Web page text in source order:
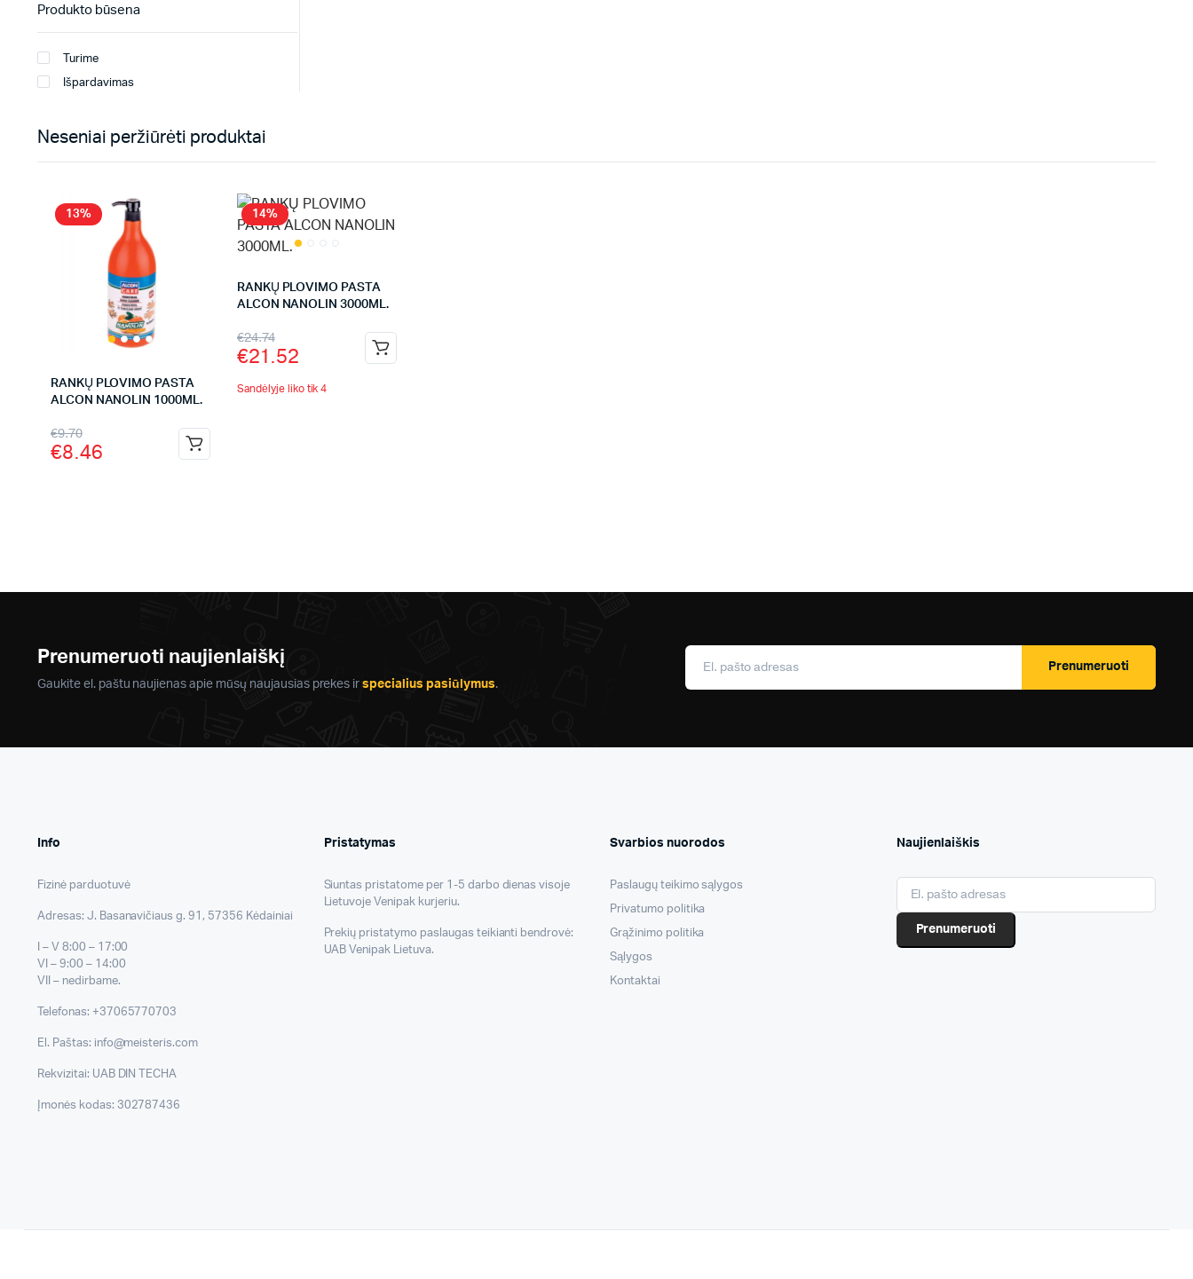
Produkto būsena
Turime
Išpardavimas
Neseniai peržiūrėti produktai
13%
RANKŲ PLOVIMO PASTA
ALCON NANOLIN 1000ML.
€9.70
€8.46
14%
RANKŲ PLOVIMO PASTA
ALCON NANOLIN 3000ML.
€24.74
€21.52
Sandėlyje liko tik 4
Prenumeruoti naujienlaiškį
Gaukite el. paštu naujienas apie mūsų naujausias prekes irspecialius pasiūlymus.
Prenumeruoti
Info
Fizinė parduotuvė
Adresas: J. Basanavičiaus g. 91, 57356 Kėdainiai
I – V 8:00 – 17:00
VI – 9:00 – 14:00
VII – nedirbame.
Telefonas: +37065770703
El. Paštas: info@meisteris.com
Rekvizitai: UAB DIN TECHA
Įmonės kodas: 302787436
Pristatymas
Siuntas pristatome per 1-5 darbo dienas visoje
Lietuvoje Venipak kurjeriu.
Prekių pristatymo paslaugas teikianti bendrovė:
UAB Venipak Lietuva.
Svarbios nuorodos
Paslaugų teikimo sąlygos
Privatumo politika
Grąžinimo politika
Sąlygos
Kontaktai
Naujienlaiškis
Prenumeruoti